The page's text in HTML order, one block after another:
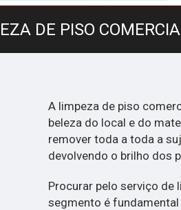
DE PISO
A limpeza de piso
beleza do local e do
remover toda a toda a
devolvendo o brilho dos
Procurar pelo serviço de
segmento é